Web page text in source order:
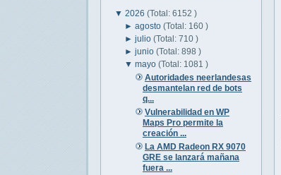
▼ 2026 (Total: 6152 )
►agosto(Total: 160 )
►julio(Total: 710 )
►junio(Total: 898 )
▼mayo(Total: 1081 )
Autoridades neerlandesas
desmantelan red de bots
q...
Vulnerabilidad en WP
Maps Pro permite la
creación ...
La AMD Radeon RX 9070
GRE se lanzará mañana
fuera ...